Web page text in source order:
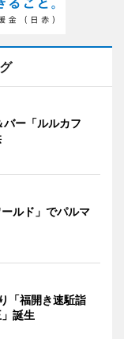
ー「ルルカフ
ルド」でパルマ
「福開き速駈詣
誕生